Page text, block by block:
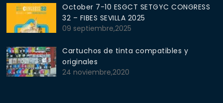
October 7-10 ESGCT SETGYC CONGRESS
32 – FIBES SEVILLA 2025
09 septiembre,2025
Cartuchos de tinta compatibles y
originales
24 noviembre,2020